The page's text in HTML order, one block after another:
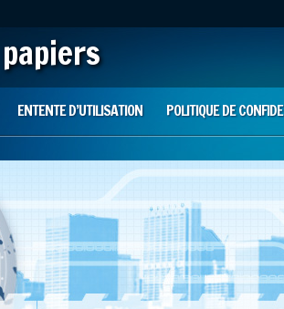
ENTENTE D’UTILISATION POLITIQUE DE